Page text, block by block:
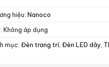
hiệu: Nanoco
Không áp dụng
mục: Đèn trang trí, Đèn LED dây,